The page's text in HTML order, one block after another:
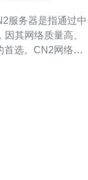
其网络质量高、
首选。CN2网络相
。 2. 越南